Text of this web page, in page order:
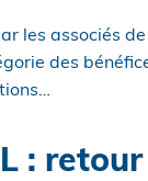
les associés de
des
: